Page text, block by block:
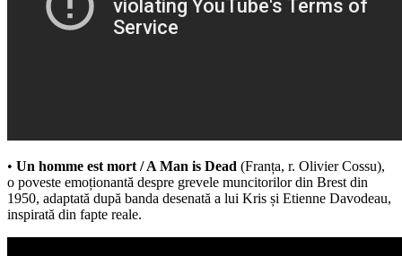
• Un homme est mort / A Man is Dead (Franța, r. Olivier Cossu),
o poveste emoționantă despre grevele muncitorilor din Brest din
1950, adaptată după banda desenată a lui Kris și Etienne Davodeau,
inspirată din fapte reale.